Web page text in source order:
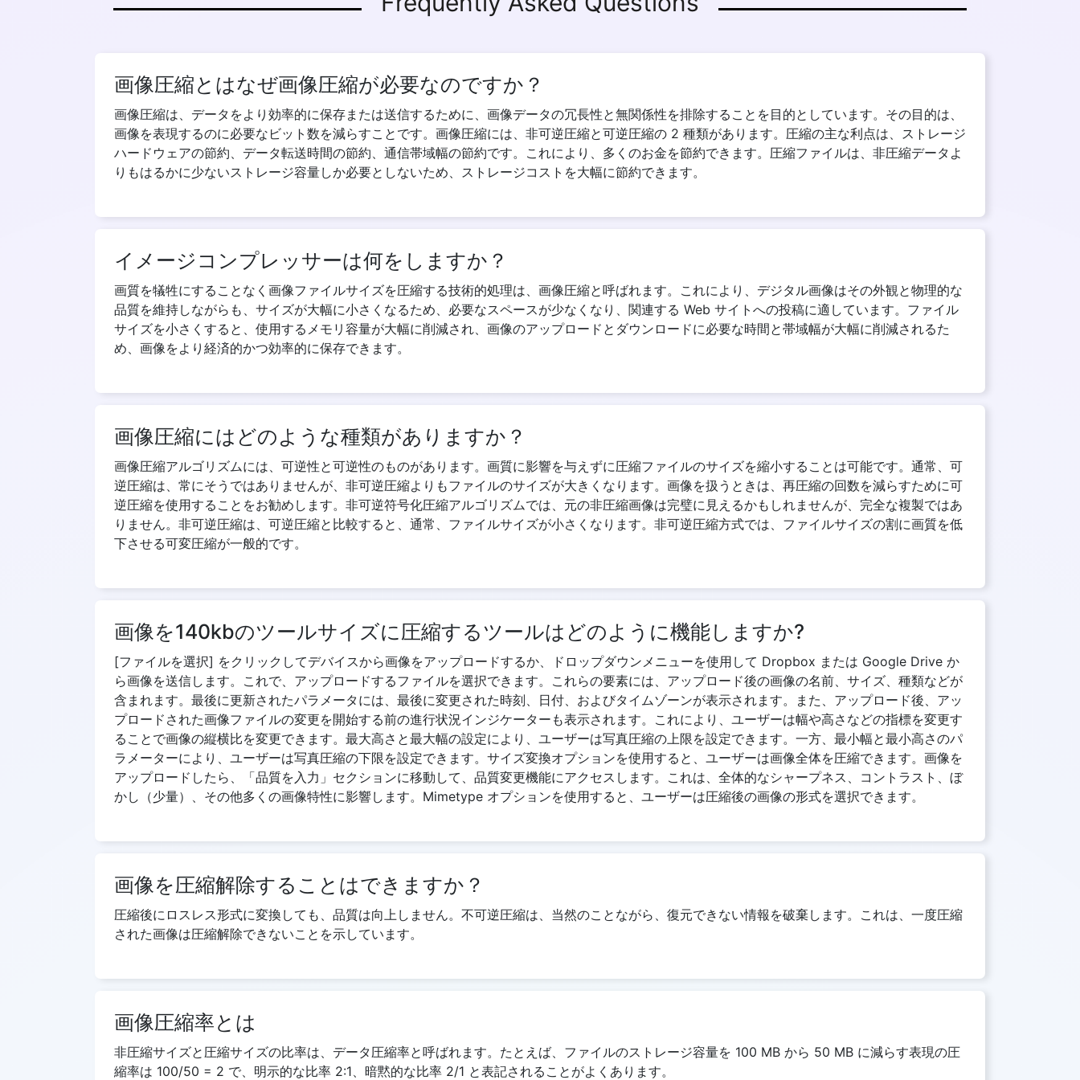
画像圧縮とはなぜ画像圧縮が必要なのですか？
画像圧縮は、データをより効率的に保存または送信するために、画像データの冗長性と無関係性を排除することを目的としています。その目的は、
画像を表現するのに必要なビット数を減らすことです。画像圧縮には、非可逆圧縮と可逆圧縮の 2 種類があります。圧縮の主な利点は、ストレージ
ハードウェアの節約、データ転送時間の節約、通信帯域幅の節約です。これにより、多くのお金を節約できます。圧縮ファイルは、非圧縮データよ
りもはるかに少ないストレージ容量しか必要としないため、ストレージコストを大幅に節約できます。
イメージコンプレッサーは何をしますか？
画質を犠牲にすることなく画像ファイルサイズを圧縮する技術的処理は、画像圧縮と呼ばれます。これにより、デジタル画像はその外観と物理的な
品質を維持しながらも、サイズが大幅に小さくなるため、必要なスペースが少なくなり、関連する Web サイトへの投稿に適しています。ファイル
サイズを小さくすると、使用するメモリ容量が大幅に削減され、画像のアップロードとダウンロードに必要な時間と帯域幅が大幅に削減されるた
め、画像をより経済的かつ効率的に保存できます。
画像圧縮にはどのような種類がありますか？
画像圧縮アルゴリズムには、可逆性と可逆性のものがあります。画質に影響を与えずに圧縮ファイルのサイズを縮小することは可能です。通常、可
逆圧縮は、常にそうではありませんが、非可逆圧縮よりもファイルのサイズが大きくなります。画像を扱うときは、再圧縮の回数を減らすために可
逆圧縮を使用することをお勧めします。非可逆符号化圧縮アルゴリズムでは、元の非圧縮画像は完璧に見えるかもしれませんが、完全な複製ではあ
りません。非可逆圧縮は、可逆圧縮と比較すると、通常、ファイルサイズが小さくなります。非可逆圧縮方式では、ファイルサイズの割に画質を低
下させる可変圧縮が一般的です。
画像を140kbのツールサイズに圧縮するツールはどのように機能しますか?
[ファイルを選択] をクリックしてデバイスから画像をアップロードするか、ドロップダウンメニューを使用して Dropbox または Google Drive か
ら画像を送信します。これで、アップロードするファイルを選択できます。これらの要素には、アップロード後の画像の名前、サイズ、種類などが
含まれます。最後に更新されたパラメータには、最後に変更された時刻、日付、およびタイムゾーンが表示されます。また、アップロード後、アッ
プロードされた画像ファイルの変更を開始する前の進行状況インジケーターも表示されます。これにより、ユーザーは幅や高さなどの指標を変更す
ることで画像の縦横比を変更できます。最大高さと最大幅の設定により、ユーザーは写真圧縮の上限を設定できます。一方、最小幅と最小高さのパ
ラメーターにより、ユーザーは写真圧縮の下限を設定できます。サイズ変換オプションを使用すると、ユーザーは画像全体を圧縮できます。画像を
アップロードしたら、「品質を入力」セクションに移動して、品質変更機能にアクセスします。これは、全体的なシャープネス、コントラスト、ぼ
かし（少量）、その他多くの画像特性に影響します。Mimetype オプションを使用すると、ユーザーは圧縮後の画像の形式を選択できます。
画像を圧縮解除することはできますか？
圧縮後にロスレス形式に変換しても、品質は向上しません。不可逆圧縮は、当然のことながら、復元できない情報を破棄します。これは、一度圧縮
された画像は圧縮解除できないことを示しています。
画像圧縮率とは
非圧縮サイズと圧縮サイズの比率は、データ圧縮率と呼ばれます。たとえば、ファイルのストレージ容量を 100 MB から 50 MB に減らす表現の圧
縮率は 100/50 = 2 で、明示的な比率 2:1、暗黙的な比率 2/1 と表記されることがよくあります。